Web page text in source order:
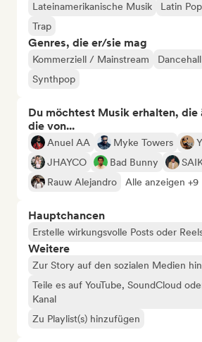
Lateinamerikanische Musik Latin Pop
Trap
Genres, die er/sie mag
Kommerziell / Mainstream Dancehall
Synthpop
Du möchtest Musik erhalten, die
die von...
Anuel AA Myke Towers
JHAYCO
Bad Bunny
Rauw Alejandro
Alle anzeigen +9
Hauptchancen
Erstelle wirkungsvolle Posts oder
Weitere
Zur Story auf den sozialen Medien
Teile es auf YouTube, SoundCloud
Kanal
Zu Playlist(s) hinzufügen